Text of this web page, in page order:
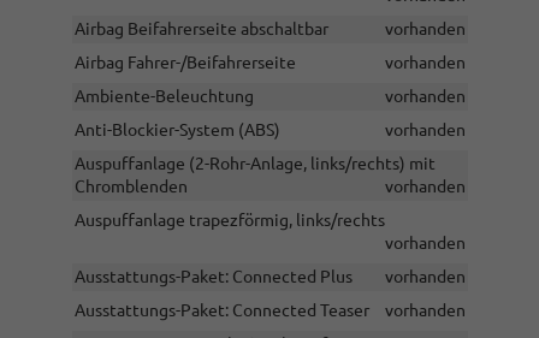
Airbag Beifahrerseite abschaltbar
vorhanden
Airbag Fahrer-/Beifahrerseite
vorhanden
Ambiente-Beleuchtung
vorhanden
Anti-Blockier-System (ABS)
vorhanden
Auspuffanlage (2-Rohr-Anlage, links/rechts) mit
Chromblenden
vorhanden
Auspuffanlage trapezförmig, links/rechts
vorhanden
Ausstattungs-Paket: Connected Plus
vorhanden
Ausstattungs-Paket: Connected Teaser
vorhanden